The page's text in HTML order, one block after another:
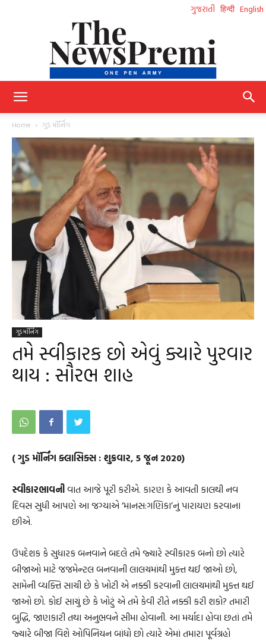
ગુજરાતી हिन्दी English
Gujarati
Home ગુડ મૉર્નિંગ
ગુડ મૉર્નિંગ
તમે સ્વીકારક છો એવું ક્યારે પુરવાર
થાય : સૌરભ શાહ
( ગુડ મૉર્નિંગ ક્લાસિક્સ : શુક્રવાર, 5 જૂન 2020)
સ્વીકારભાવનીવાત આજે પૂરી કરીએ. કારણ કે આવતી કાલથી નવ
દિવસ સુધી આપણે આ જગ્યાએ ‘માનસ:ગણિકા’નું પારાયણ કરવાના
છીએ.
ઉપદેશક કે સુધારક બનવાને બદલે તમે જ્યારે સ્વીકારક બનો છો ત્યારે
બીજાઓ માટે જજમેન્ટલ બનવાની લાલચમાંથી મુક્ત થઈ જાઓ છો,
સામેની વ્યક્તિ સાચી છે કે ખોટી એ નક્કી કરવાની લાલચમાંથી મુક્ત થઈ
જાઓ છો. કોઈ સાચું છે કે ખોટું એ તમે કેવી રીતે નક્કી કરી શકો? તમારી
બુદ્ધિ, જાણકારી તથા અનુભવને સીમા હોવાની. આ મર્યાદા હોવા છતાં તમે
જ્યારે બીજા વિશે ઓપિનિયન બાંધો છો ત્યારે એમાં તમારા પૂર્વગ્રહો